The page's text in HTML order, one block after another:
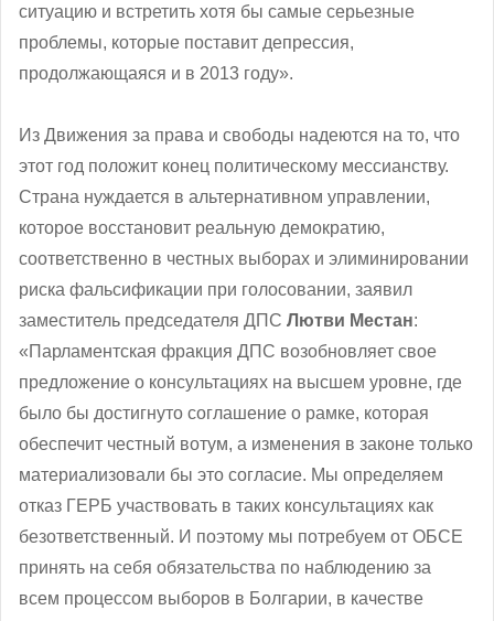
ситуацию и встретить хотя бы самые серьезные
проблемы, которые поставит депрессия,
продолжающаяся и в 2013 году».
Из Движения за права и свободы надеются на то, что
этот год положит конец политическому мессианству.
Страна нуждается в альтернативном управлении,
которое восстановит реальную демократию,
соответственно в честных выборах и элиминировании
риска фальсификации при голосовании, заявил
заместитель председателя ДПС Лютви Местан:
«Парламентская фракция ДПС возобновляет свое
предложение о консультациях на высшем уровне, где
было бы достигнуто соглашение о рамке, которая
обеспечит честный вотум, а изменения в законе только
материализовали бы это согласие. Мы определяем
отказ ГЕРБ участвовать в таких консультациях как
безответственный. И поэтому мы потребуем от ОБСЕ
принять на себя обязательства по наблюдению за
всем процессом выборов в Болгарии, в качестве